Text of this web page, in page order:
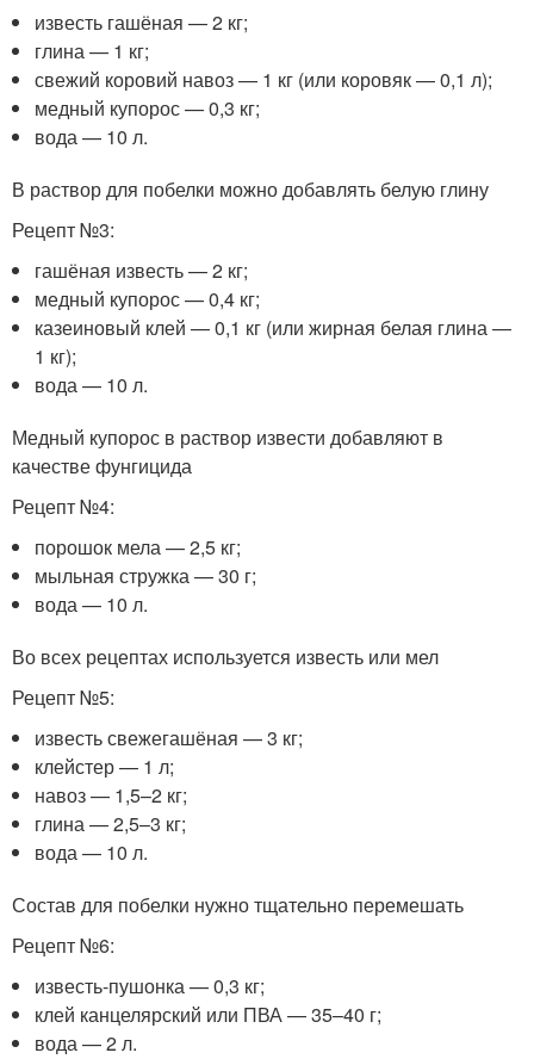
известь гашёная — 2 кг;
глина — 1 кг;
свежий коровий навоз — 1 кг (или коровяк — 0,1 л);
медный купорос — 0,3 кг;
вода — 10 л.
В раствор для побелки можно добавлять белую глину
Рецепт №3:
гашёная известь — 2 кг;
медный купорос — 0,4 кг;
казеиновый клей — 0,1 кг (или жирная белая глина —
1 кг);
вода — 10 л.
Медный купорос в раствор извести добавляют в
качестве фунгицида
Рецепт №4:
порошок мела — 2,5 кг;
мыльная стружка — 30 г;
вода — 10 л.
Во всех рецептах используется известь или мел
Рецепт №5:
известь свежегашёная — 3 кг;
клейстер — 1 л;
навоз — 1,5–2 кг;
глина — 2,5–3 кг;
вода — 10 л.
Состав для побелки нужно тщательно перемешать
Рецепт №6:
известь-пушонка — 0,3 кг;
клей канцелярский или ПВА — 35–40 г;
вода — 2 л.